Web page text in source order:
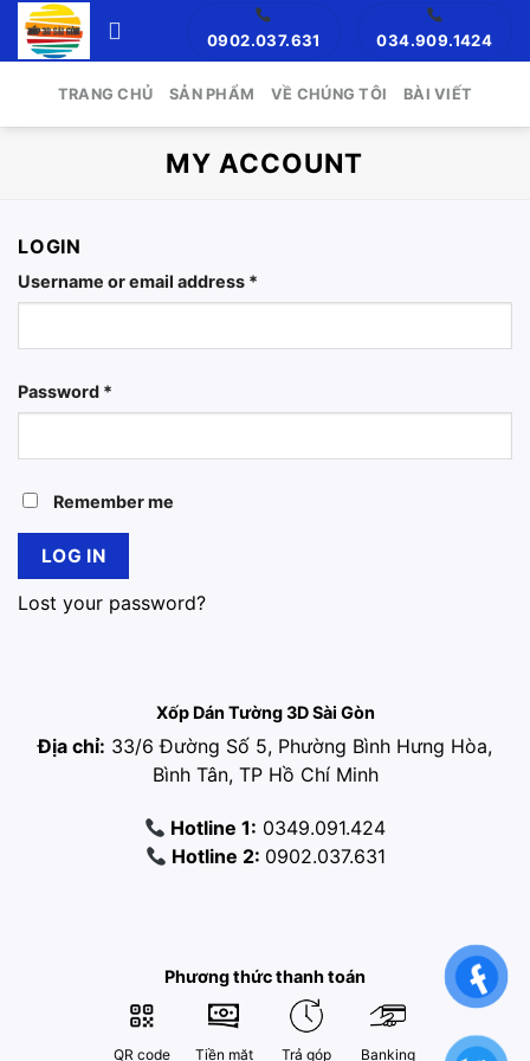
Skip
0902.037.631 034.909.1424
TRANG CHỦ SẢN PHẨM VỀ CHÚNG TÔI BÀI VIẾT
MY ACCOUNT
LOGIN
Username or email address *
Password *
Remember me
LOG IN
Lost your password?
Xốp Dán Tường 3D Sài Gòn
Địa chỉ: 33/6 Đường Số 5, Phường Bình Hưng Hòa,
Bình Tân, TP Hồ Chí Minh
Hotline 1: 0349.091.424
Hotline 2: 0902.037.631
Phương thức thanh toán
QR code Tiền mặt Trả góp Banking